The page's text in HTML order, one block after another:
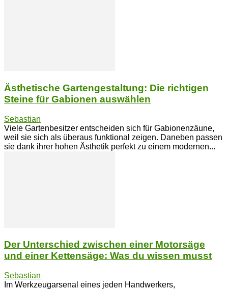
Ästhetische Gartengestaltung: Die richtigen
Steine für Gabionen auswählen
Sebastian
Viele Gartenbesitzer entscheiden sich für Gabionenzäune,
weil sie sich als überaus funktional zeigen. Daneben passen
sie dank ihrer hohen Ästhetik perfekt zu einem modernen...
Der Unterschied zwischen einer Motorsäge
und einer Kettensäge: Was du wissen musst
Sebastian
Im Werkzeugarsenal eines jeden Handwerkers,